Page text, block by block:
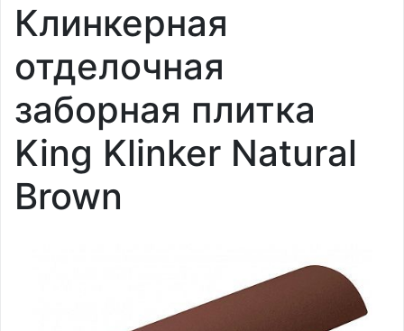
Клинкерная
отделочная
заборная плитка
King Klinker Natural
Brown